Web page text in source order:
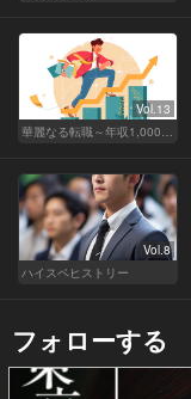
Vol.13
Vol.8
ハイスペヒストリー
フォローする